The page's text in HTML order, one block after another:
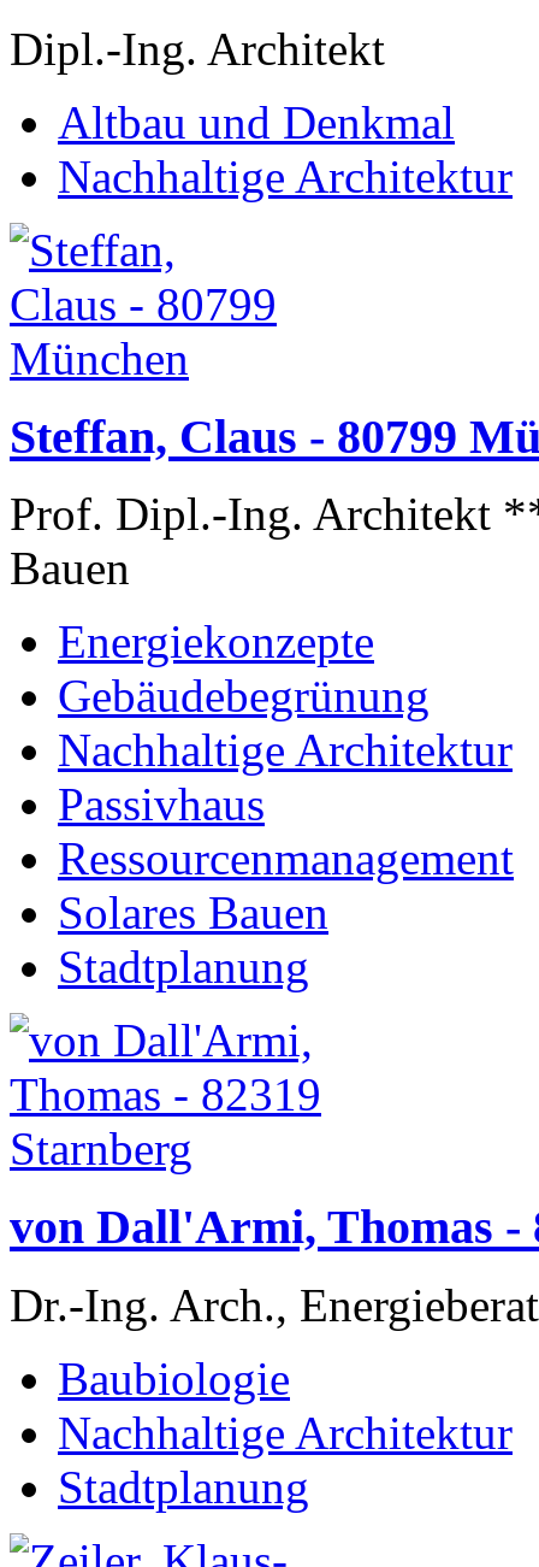
Dipl.-Ing. Architekt
Altbau und Denkmal
Nachhaltige Architektur
Steffan, Claus - 80799
Prof. Dipl.-Ing. Architekt
Bauen
Energiekonzepte
Gebäudebegrünung
Nachhaltige Architektur
Passivhaus
Ressourcenmanagement
Solares Bauen
Stadtplanung
von Dall'Armi, Thomas -
Dr.-Ing. Arch.,
Baubiologie
Nachhaltige Architektur
Stadtplanung